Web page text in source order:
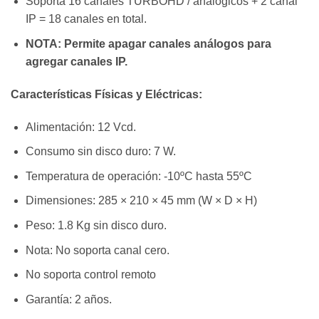
IP = 18 canales en total.
NOTA: Permite apagar canales análogos para
agregar canales IP.
Características Físicas y Eléctricas:
Alimentación: 12 Vcd.
Consumo sin disco duro: 7 W.
Temperatura de operación: -10ºC hasta 55ºC
Dimensiones: 285 × 210 × 45 mm (W × D × H)
Peso: 1.8 Kg sin disco duro.
Nota: No soporta canal cero.
No soporta control remoto
Garantía: 2 años.